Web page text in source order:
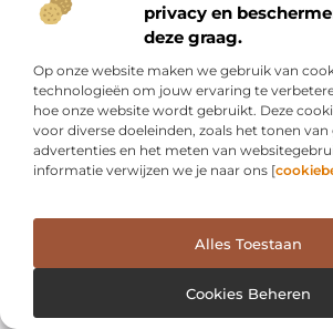
privacy en
deze graag.
Op onze website maken we gebruik van
technologieën om jouw ervaring te
hoe onze website wordt gebruikt. Deze
voor diverse doeleinden, zoals het tonen van
advertenties en het meten van
informatie verwijzen we je naar ons [
Alles Toestaan
Cookies Beheren
...
WINKELEN